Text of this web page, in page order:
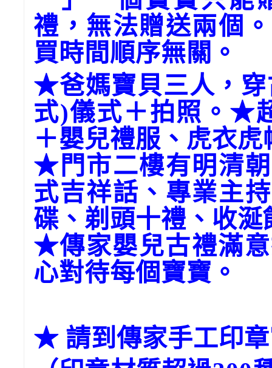
禮，無法贈送兩個
買時間順序無關。
★爸媽寶貝三人，穿
式)儀式＋拍照。★
＋嬰兒禮服、虎衣虎
★門市二樓有明清
式吉祥話、專業主
碟、剃頭十禮、收
★傳家嬰兒古禮滿
心對待每個寶寶。
★ 請到傳家手工印